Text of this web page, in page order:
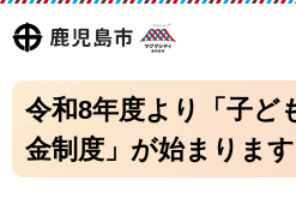
鹿児島
市
マグ
マシ
ティ
鹿児
島市
令和8年度より「子ど
金制度」が始まります